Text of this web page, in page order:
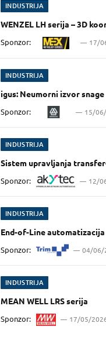
INDUSTRIJA
WENZEL LH serija – 3D
Sponzor: 17/
INDUSTRIJA
igus: Neumorni izvor snage
Sponzor: 15/
INDUSTRIJA
Sistem upravljanja
Sponzor: 12/
INDUSTRIJA
End-of-Line automatizacija
Sponzor: 04/06/
INDUSTRIJA
MEAN WELL LRS serija
Sponzor: 17/05/